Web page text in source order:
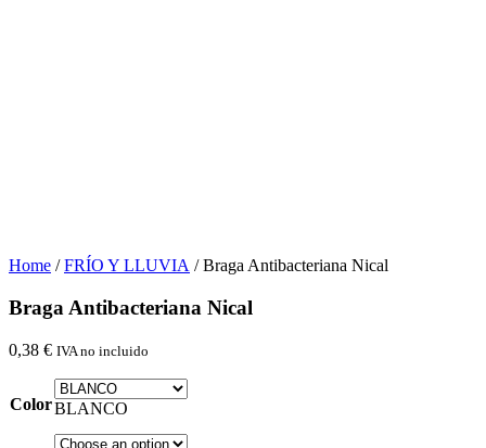
Home /FRÍO Y LLUVIA / Braga Antibacteriana Nical
Braga Antibacteriana Nical
0,38 € IVA no incluido
ColorBLANCO